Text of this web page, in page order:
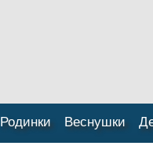
Родинки Веснушки